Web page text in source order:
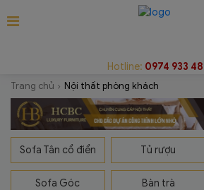
Hotline: 0974 933
Trang chủ Nội thất phòng khách
Sofa Tân cổ điển Tủ rượu
Sofa Góc Bàn trà